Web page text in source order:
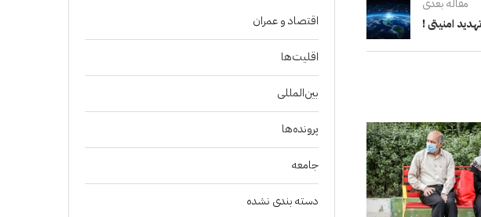
امنیتی !
اقتصاد و عمران
اقلیت‌ها
بین‌المللی
پرونده‌ها
جامعه
دسته بندی نشده